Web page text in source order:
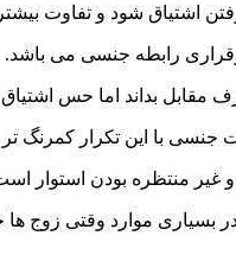
اشتیاق شود و تفاوت بیشتر
رابطه جنسی می باشد.
بداند اما حس اشتیاق
جنسی با این تکرار کمرنگ
غیر منتظره بودن استوار
بسیاری موارد وقتی زوج